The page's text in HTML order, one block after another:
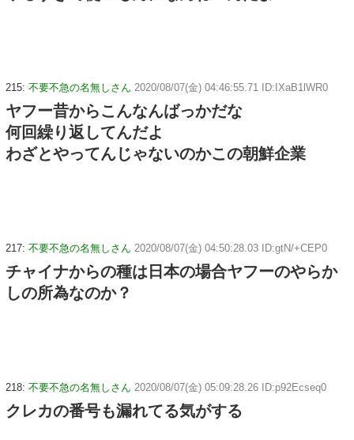
215: 不要不急の名無しさん 2020/08/07(金) 04:46:55.71 ID:IXaB1lWR0
ヤフー昔からこんなんばっかだな
何回繰り返してんだよ
わざとやってんじゃないのかこの朝鮮企業
217: 不要不急の名無しさん 2020/08/07(金) 04:50:28.03 ID:gtN/+CEP0
チャイナからの種は日本の場合ヤフーのやらか
しの所為なのか？
218: 不要不急の名無しさん 2020/08/07(金) 05:09:28.26 ID:p92Ecseq0
クレカの番号も漏れてる気がする